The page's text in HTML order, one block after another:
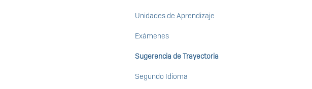
Unidades de Aprendizaje
Exámenes
Sugerencia de Trayectoria
Segundo Idioma